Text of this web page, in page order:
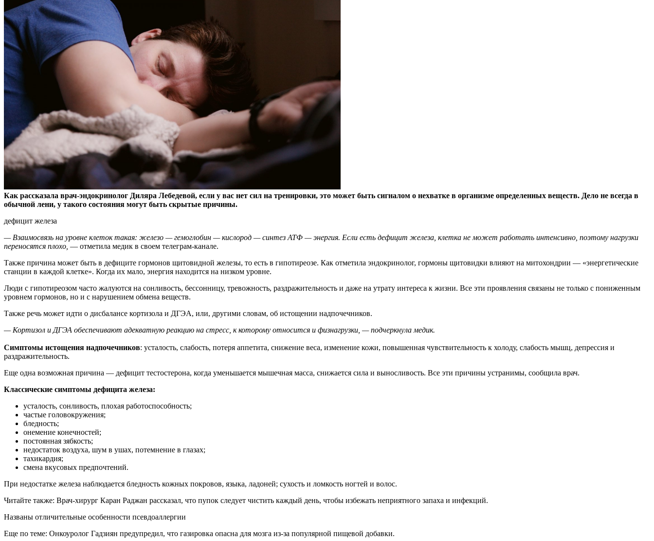
Как рассказала врач-эндокринолог Диляра Лебедевой, если у вас нет сил на тренировки, это может быть сигналом о нехватке в организме определенных веществ. Дело не всегда в
обычной лени, у такого состояния могут быть скрытые причины.
дефицит железа
— Взаимосвязь на уровне клеток такая: железо — гемоглобин — кислород — синтез АТФ — энергия. Если есть дефицит железа, клетка не может работать интенсивно, поэтому нагрузки
переносятся плохо, — отметила медик в своем телеграм-канале.
Также причина может быть в дефиците гормонов щитовидной железы, то есть в гипотиреозе. Как отметила эндокринолог, гормоны щитовидки влияют на митохондрии — «энергетические
станции в каждой клетке». Когда их мало, энергия находится на низком уровне.
Люди с гипотиреозом часто жалуются на сонливость, бессонницу, тревожность, раздражительность и даже на утрату интереса к жизни. Все эти проявления связаны не только с пониженным
уровнем гормонов, но и с нарушением обмена веществ.
Также речь может идти о дисбалансе кортизола и ДГЭА, или, другими словам, об истощении надпочечников.
— Кортизол и ДГЭА обеспечивают адекватную реакцию на стресс, к которому относится и физнагрузки, — подчеркнула медик.
Симптомы истощения надпочечников: усталость, слабость, потеря аппетита, снижение веса, изменение кожи, повышенная чувствительность к холоду, слабость мышц, депрессия и
раздражительность.
Еще одна возможная причина — дефицит тестостерона, когда уменьшается мышечная масса, снижается сила и выносливость. Все эти причины устранимы, сообщила врач.
Классические симптомы дефицита железа:
усталость, сонливость, плохая работоспособность;
частые головокружения;
бледность;
онемение конечностей;
постоянная зябкость;
недостаток воздуха, шум в ушах, потемнение в глазах;
тахикардия;
смена вкусовых предпочтений.
При недостатке железа наблюдается бледность кожных покровов, языка, ладоней; сухость и ломкость ногтей и волос.
Читайте также: Врач-хирург Каран Раджан рассказал, что пупок следует чистить каждый день, чтобы избежать неприятного запаха и инфекций.
Названы отличительные особенности псевдоаллергии
Еще по теме: Онкоуролог Гадзиян предупредил, что газировка опасна для мозга из-за популярной пищевой добавки.